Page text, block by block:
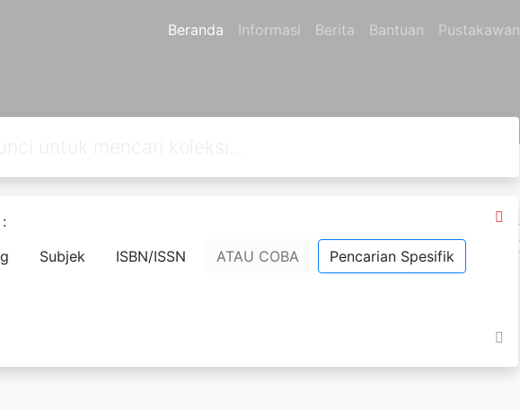
Beranda Informasi Berita Bantuan Pustakawan
Subjek ISBN/ISSN ATAU COBA Pencarian Spesifik
author=Contextual Teaching
Sort by